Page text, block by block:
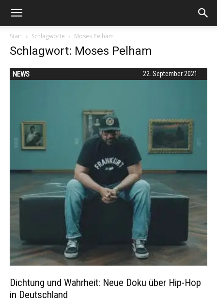
Start Schlagworte Moses Pelham
Schlagwort: Moses Pelham
22. September 2021
NEWS
Dichtung und Wahrheit: Neue Doku über Hip-Hop
in Deutschland